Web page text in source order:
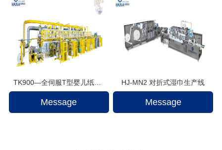
TK900—全伺服T型婴儿纸尿裤生产线+自动包装机
Message
HJ-MN2 对折式湿巾生产线
Message